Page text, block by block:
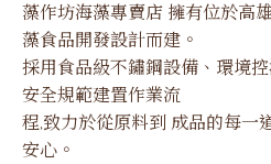
藻作坊海藻專賣店 擁有位於高
藻食品開發設計而建。
採用食品級不鏽鋼設備、環境
安全規範建置作業流
程,致力於從原料到 成品的每一
安心。